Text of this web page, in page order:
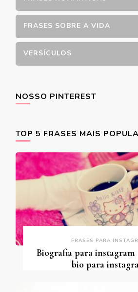
FRASES SOBRE A VIDA
VERSÍCULOS
NOSSO PINTEREST
TOP 5 FRASES MAIS
FRASES PARA
Biografia para instagram
bio para